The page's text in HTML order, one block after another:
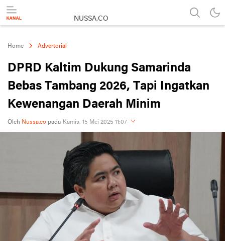
NUSSA.CO
Home Advertorial
DPRD Kaltim Dukung Samarinda
Bebas Tambang 2026, Tapi Ingatkan
Kewenangan Daerah Minim
Oleh Nussa.co pada Kamis, 15 Mei 2025 11:07